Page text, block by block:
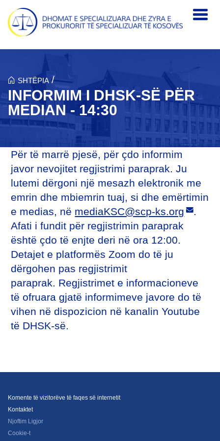
Skip to main content
SHTËPIA /
INFORMIM I DHSK-SË PËR
MEDIAN - 14:30
Për të marrë pjesë, për çdo informim
javor nevojitet regjistrimi paraprak. Ju
lutemi dërgoni një mesazh elektronik me
emrin dhe mbiemrin tuaj, si dhe emërtimin
e medias, në mediaKSC@scp-ks.org
.
Afati i fundit për regjistrimin paraprak
është çdo të enjte deri në ora 12:00.
Detajet e platformës Zoom do të ju
dërgohen pas regjistrimit
paraprak. Regjistrimet e informacioneve
të ofruara gjatë informimeve javore do të
vihen në dispozicion në kanalin Youtube
të DHSK-së.
Komente të vizitorëve të faqes së internetit
Kontaktet
Njoftim Ligjor
Cookie-t